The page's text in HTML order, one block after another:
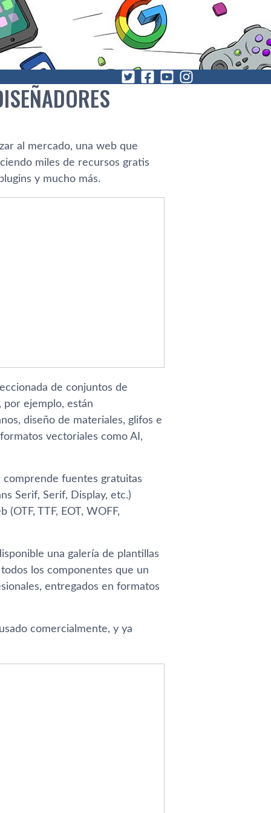
al mercado, una web que
miles de recursos gratis
y mucho más.
de conjuntos de
por ejemplo, están
diseño de materiales, glifos e
vectoriales como AI,
fuentes gratuitas
Serif, Serif, Display, etc.)
TTF, EOT, WOFF,
una galería de plantillas
los componentes que un
entregados en formatos
comercialmente, y ya